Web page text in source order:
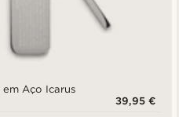
em Aço Icarus
39,95 €